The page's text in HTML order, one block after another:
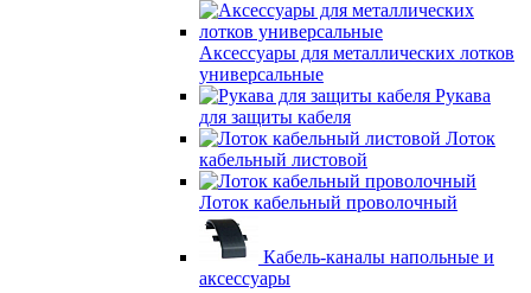
Аксессуары для металлических лотков
универсальные
Рукава
для защиты кабеля
Лоток
кабельный листовой
Лоток кабельный проволочный
Кабель-каналы напольные и
аксессуары